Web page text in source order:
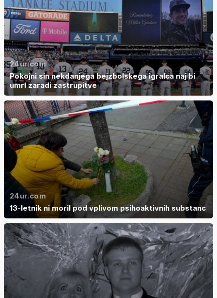
24ur.com
Pokojni sin nekdanjega bejzbolskega igralca naj bi
umrl zaradi zastrupitve
24ur.com
13-letnik ni moril pod vplivom psihoaktivnih substanc